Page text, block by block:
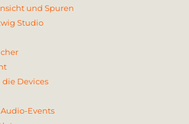
und Spuren
Studio
Devices
Events